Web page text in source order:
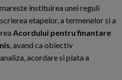
instituirea unei reguli
etapelor, a termenelor si a
Acordului pentru finantare
, avand ca obiectiv
acordare si plata a